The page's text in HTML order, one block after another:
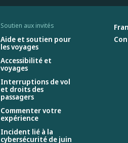
Soutien aux invités
Aide et soutien pour
les voyages
Accessibilité et
voyages
Interruptions de vol
et droits des
passagers
Commenter votre
expérience
Incident lié à la
cybersécurité de juin